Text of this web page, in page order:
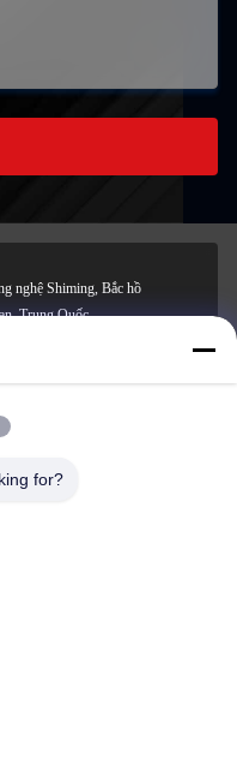
nghệ Shiming, Bắc hồ
Trung Quốc
for?